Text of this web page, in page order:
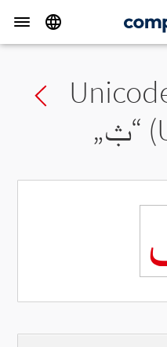
Previous char
„ݑ“